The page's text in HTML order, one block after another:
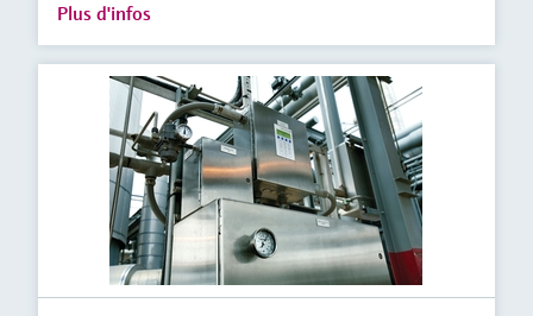
Plus d'infos